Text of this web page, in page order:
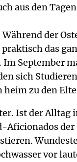
aus den
der
das
September
sich
zu den
Ist der Alltag
der
vor